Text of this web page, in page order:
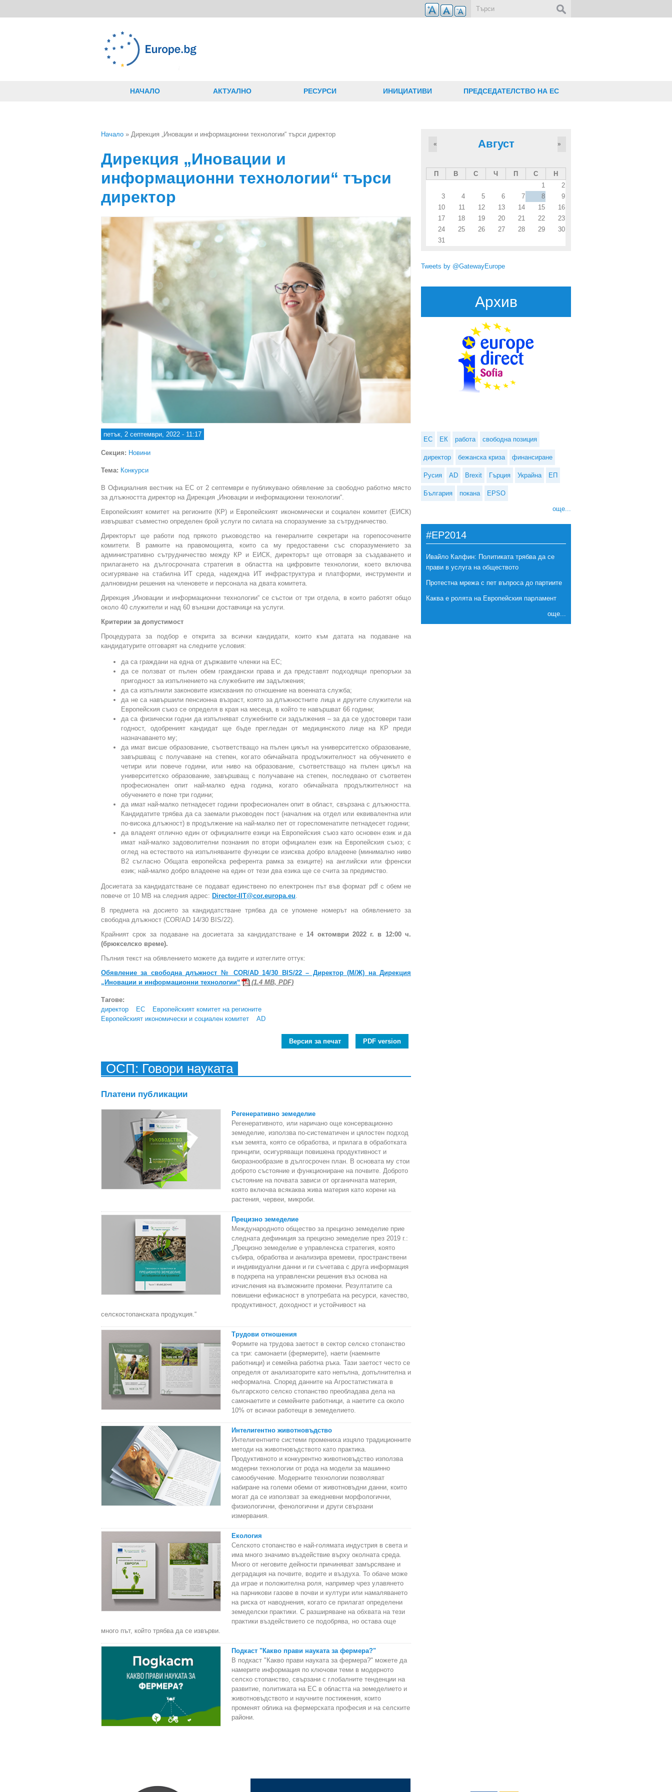
НАЧАЛО АКТУАЛНО РЕСУРСИ ИНИЦИАТИВИ ПРЕДСЕДАТЕЛСТВО НА ЕС
Начало » Дирекция „Иновации и информационни технологии“ търси директор
Дирекция „Иновации и
информационни технологии“ търси
директор
петък, 2 септември, 2022 - 11:17
Секция: Новини
Тема: Конкурси
В Официалния вестник на ЕС от 2 септември е публикувано обявление за свободно работно място
за длъжността директор на Дирекция „Иновации и информационни технологии“.
Европейският комитет на регионите (КР) и Европейският икономически и социален комитет (ЕИСК)
извършват съвместно определен брой услуги по силата на споразумение за сътрудничество.
Директорът ще работи под прякото ръководство на генералните секретари на горепосочените
комитети. В рамките на правомощията, които са му предоставени със споразумението за
административно сътрудничество между КР и ЕИСК, директорът ще отговаря за създаването и
прилагането на дългосрочната стратегия в областта на цифровите технологии, което включва
осигуряване на стабилна ИТ среда, надеждна ИТ инфраструктура и платформи, инструменти и
далновидни решения на членовете и персонала на двата комитета.
Дирекция „Иновации и информационни технологии“ се състои от три отдела, в които работят общо
около 40 служители и над 60 външни доставчици на услуги.
Критерии за допустимост
Процедурата за подбор е открита за всички кандидати, които към датата на подаване на
кандидатурите отговарят на следните условия:
да са граждани на една от държавите членки на ЕС;
да се ползват от пълен обем граждански права и да представят подходящи препоръки за
пригодност за изпълнението на служебните им задължения;
да са изпълнили законовите изисквания по отношение на военната служба;
да не са навършили пенсионна възраст, която за длъжностните лица и другите служители на
Европейския съюз се определя в края на месеца, в който те навършват 66 години;
да са физически годни да изпълняват служебните си задължения – за да се удостовери тази
годност, одобреният кандидат ще бъде прегледан от медицинското лице на КР преди
назначаването му;
да имат висше образование, съответстващо на пълен цикъл на университетско образование,
завършващ с получаване на степен, когато обичайната продължителност на обучението е
четири или повече години, или ниво на образование, съответстващо на пъпен цикъл на
университетско образование, завършващ с получаване на степен, последвано от съответен
професионален опит най-малко една година, когато обичайната продължителност на
обучението е поне три години;
да имат най-малко петнадесет години професионален опит в област, свързана с длъжността.
Кандидатите трябва да са заемали ръководен пост (началник на отдел или еквивалентна или
по-висока длъжност) в продължение на най-малко пет от гореспоменатите петнадесет години;
да владеят отлично един от официалните езици на Европейския съюз като основен език и да
имат най-малко задоволителни познания по втори официален език на Европейския съюз; с
оглед на естеството на изпълняваните функции се изисква добро владеене (минимално ниво
В2 съгласно Общата европейска референта рамка за езиците) на английски или френски
език; най-малко добро владеене на един от тези два езика ще се счита за предимство.
Досиетата за кандидатстване се подават единствено по електронен път във формат pdf с обем не
повече от 10 MB на следния адрес: Director-IIT@cor.europa.eu.
В предмета на досието за кандидатстване трябва да се упомене номерът на обявлението за
свободна длъжност (COR/AD 14/30 BIS/22).
Крайният срок за подаване на досиетата за кандидатстване е14 октомври 2022 г. в 12:00 ч.
(брюкселско време).
Пълния текст на обявлението можете да видите и изтеглите оттук:
Обявление за свободна длъжност № COR/AD 14/30 BIS/22 – Директор (М/Ж) на Дирекция
„Иновации и информационни технологии“
(1.4 MB, PDF)
Тагове:
директор
ЕС
Европейският комитет на регионите
Европейският икономически и социален комитет
AD
Версия за печат PDF version
ОСП: Говори науката
Платени публикации
Регенеративно земеделие
Регенеративното, или наричано още консервационно
земеделие, използва по-систематичен и цялостен подход
към земята, която се обработва, и прилага в обработката
принципи, осигуряващи повишена продуктивност и
биоразнообразие в дългосрочен план. В основата му стои
доброто състояние и функциониране на почвите. Доброто
състояние на почвата зависи от органичната материя,
която включва всякаква жива материя като корени на
растения, червеи, микроби.
Прецизно земеделие
Международното общество за прецизно земеделие прие
следната дефиниция за прецизно земеделие през 2019 г.:
„Прецизно земеделие е управленска стратегия, която
събира, обработва и анализира времеви, пространствени
и индивидуални данни и ги съчетава с друга информация
в подкрепа на управленски решения въз основа на
изчисления на възможните промени. Резултатите са
повишени ефикасност в употребата на ресурси, качество,
продуктивност, доходност и устойчивост на
селскостопанската продукция.“
Трудови отношения
Формите на трудова заетост в сектор селско стопанство
са три: самонаети (фермерите), наети (наемните
работници) и семейна работна ръка. Тази заетост често се
определя от анализаторите като непълна, допълнителна и
неформална. Според данните на Агростатистиката в
българското селско стопанство преобладава дела на
самонаетите и семейните работници, а наетите са около
10% от всички работещи в земеделието.
Интелигентно животновъдство
Интелигентните системи промениха изцяло традиционните
методи на животновъдството като практика.
Продуктивното и конкурентно животновъдство използва
модерни технологии от рода на модели за машинно
самообучение. Модерните технологии позволяват
набиране на големи обеми от животновъдни данни, които
могат да се използват за ежедневни морфологични,
физиологични, фенологични и други свързани
измервания.
Екология
Селското стопанство е най-голямата индустрия в света и
има много значимо въздействие върху околната среда.
Много от неговите дейности причиняват замърсяване и
деградация на почвите, водите и въздуха. То обаче може
да играе и положителна роля, например чрез улавянето
на парникови газове в почви и култури или намаляването
на риска от наводнения, когато се прилагат определени
земеделски практики. С разширяване на обхвата на тези
практики въздействието се подобрява, но остава още
много път, който трябва да се извърви.
Подкаст "Какво прави науката за фермера?"
В подкаст "Какво прави науката за фермера?" можете да
намерите информация по ключови теми в модерното
селско стопанство, свързани с глобалните тенденции на
развитие, политиката на ЕС в областта на земеделието и
животновъдството и научните постижения, които
променят облика на фермерската професия и на селските
райони.
Август
« »
П В С Ч П С
Н
1
2
3
4 5 6 7 8
9
10
11 12 13 14 15
16
17
18 19 20 21 22
23
24
25 26 27 28 29
30
31
Tweets by @GatewayEurope
Архив
ЕС ЕК работа свободна позиция
директор бежанска криза финансиране
Русия AD Brexit Гърция Украйна ЕП
България покана EPSO
още...
#EP2014
Ивайло Калфин: Политиката трябва да се
прави в услуга на обществото
Протестна мрежа с пет въпроса до партиите
Каква е ролята на Европейския парламент
още...